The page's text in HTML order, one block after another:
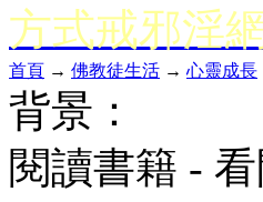
方式戒邪淫網
首頁 → 佛教徒生活 → 心靈成長
背景：
閱讀書籍 -